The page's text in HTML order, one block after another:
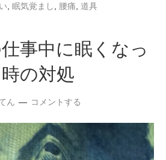
眠気覚まし 腰痛 道具
事中に眠くなっ
の対処
ん コメントする